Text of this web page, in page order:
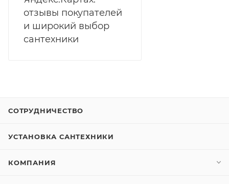
отзывы покупателей
и широкий выбор
сантехники
СОТРУДНИЧЕСТВО
УСТАНОВКА САНТЕХНИКИ
КОМПАНИЯ